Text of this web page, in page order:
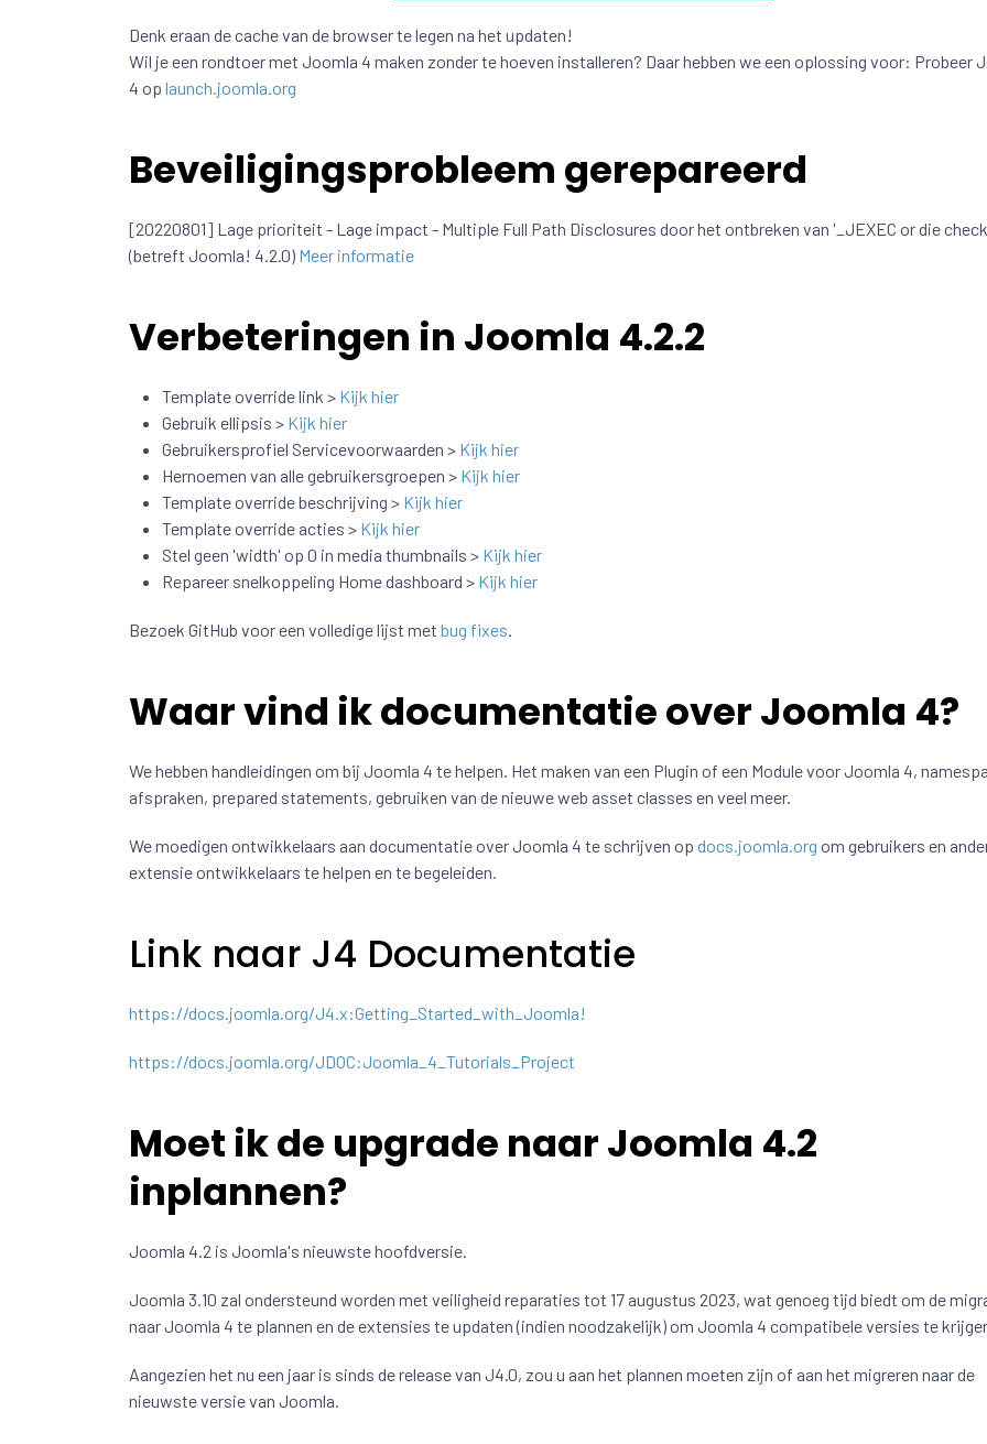
Denk eraan de cache van de browser te legen na het updaten!
Wil je een rondtoer met Joomla 4 maken zonder te hoeven installeren? Daar hebben we een oplossing voor: Probeer
4 op launch.joomla.org
Beveiligingsprobleem gerepareerd
[20220801] Lage prioriteit - Lage impact - Multiple Full Path Disclosures door het ontbreken van '_JEXEC or die
(betreft Joomla! 4.2.0) Meer informatie
Verbeteringen in Joomla 4.2.2
Template override link > Kijk hier
Gebruik ellipsis > Kijk hier
Gebruikersprofiel Servicevoorwaarden > Kijk hier
Hernoemen van alle gebruikersgroepen > Kijk hier
Template override beschrijving > Kijk hier
Template override acties > Kijk hier
Stel geen 'width' op 0 in media thumbnails > Kijk hier
Repareer snelkoppeling Home dashboard > Kijk hier
Bezoek GitHub voor een volledige lijst met bug fixes.
Waar vind ik documentatie over Joomla 4?
We hebben handleidingen om bij Joomla 4 te helpen. Het maken van een Plugin of een Module voor Joomla 4,
afspraken, prepared statements, gebruiken van de nieuwe web asset classes en veel meer.
We moedigen ontwikkelaars aan documentatie over Joomla 4 te schrijven op docs.joomla.org om gebruikers en
extensie ontwikkelaars te helpen en te begeleiden.
Link naar J4 Documentatie
https://docs.joomla.org/J4.x:Getting_Started_with_Joomla!
https://docs.joomla.org/JDOC:Joomla_4_Tutorials_Project
Moet ik de upgrade naar Joomla 4.2
inplannen?
Joomla 4.2 is Joomla's nieuwste hoofdversie.
Joomla 3.10 zal ondersteund worden met veiligheid reparaties tot 17 augustus 2023, wat genoeg tijd biedt om de
naar Joomla 4 te plannen en de extensies te updaten (indien noodzakelijk) om Joomla 4 compatibele versies te
Aangezien het nu een jaar is sinds de release van J4.0, zou u aan het plannen moeten zijn of aan het migreren naar de
nieuwste versie van Joomla.